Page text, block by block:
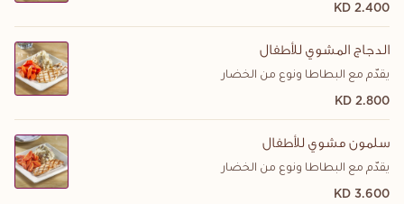
2.400 KD
الدجاج المشوي للأطفال
يقدّم مع البطاطا ونوع من الخضار
2.800 KD
سلمون مشوي للأطفال
يقدّم مع البطاطا ونوع من الخضار
3.600 KD